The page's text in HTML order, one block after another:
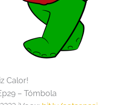
Calor!
– Tómbola